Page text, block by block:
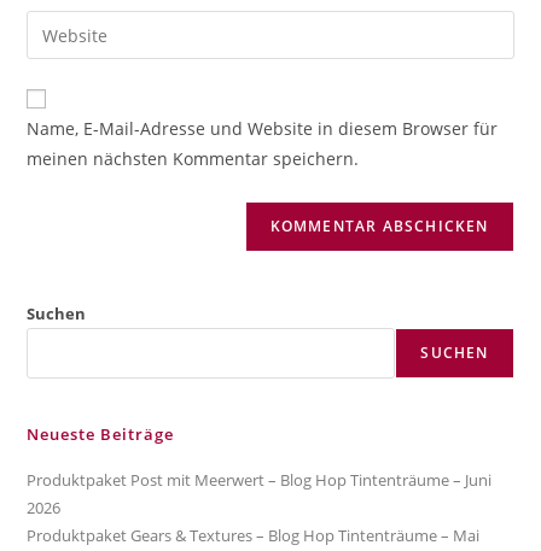
zum
Kommentieren
ein
E-
Mail-
zum
Kommentieren
ein
Gib
deine
Website-
URL
Name, E-Mail-Adresse und Website in diesem Browser für
meinen nächsten Kommentar speichern.
Suchen
SUCHEN
Neueste Beiträge
Produktpaket Post mit Meerwert – Blog Hop Tintenträume – Juni
2026
Produktpaket Gears & Textures – Blog Hop Tintenträume – Mai